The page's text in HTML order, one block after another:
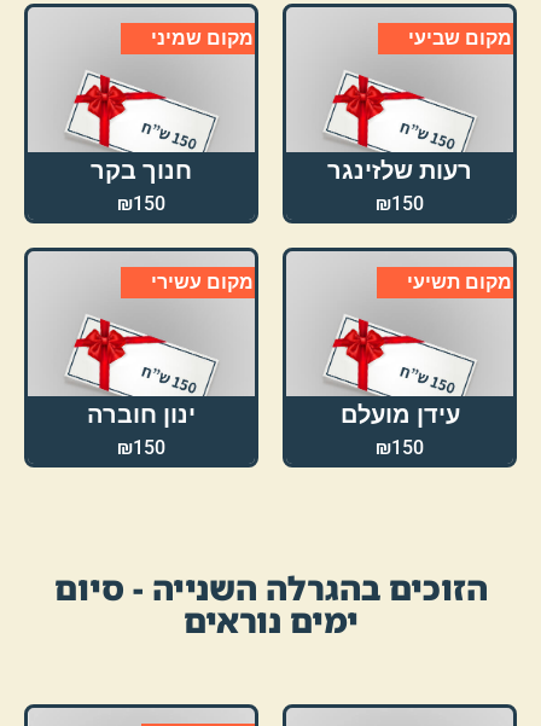
רעות שלזינגר
₪150
מקום שביעי
חנוך בקר
₪150
מקום שמיני
עידן מועלם
₪150
מקום תשיעי
ינון חוברה
₪150
מקום עשירי
הזוכים בהגרלה השנייה - סיום
ימים נוראים